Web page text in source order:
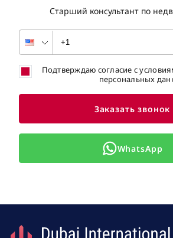
Старший консультант по
Подтверждаю согласие с
персональных
Заказать звонок
WhatsApp